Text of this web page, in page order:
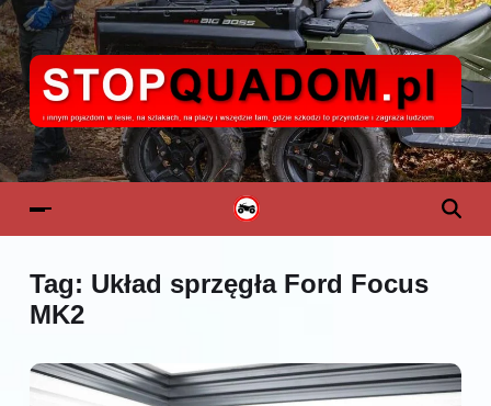
Tag: Układ sprzęgła Ford Focus
MK2